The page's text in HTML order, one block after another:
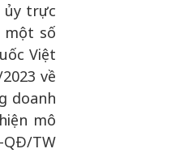
ủy trực
một số
Việt
về
doanh
mô
QĐ/TW